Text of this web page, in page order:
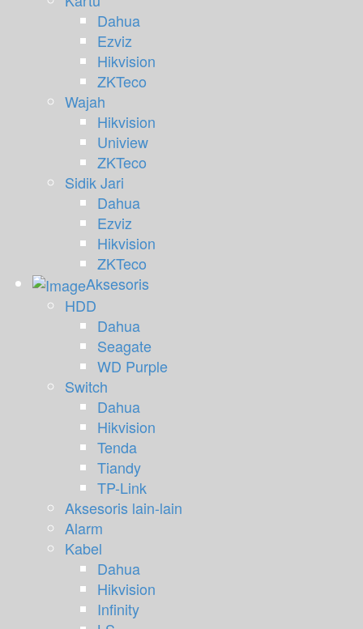
Dahua
Ezviz
Hikvision
ZKTeco
Wajah
Hikvision
Uniview
ZKTeco
Sidik Jari
Dahua
Ezviz
Hikvision
ZKTeco
Aksesoris
HDD
Dahua
Seagate
WD Purple
Switch
Dahua
Hikvision
Tenda
Tiandy
TP-Link
Aksesoris lain-lain
Alarm
Kabel
Dahua
Hikvision
Infinity